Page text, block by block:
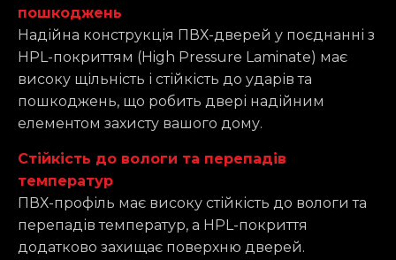
пошкоджень
Надійна конструкція ПВХ-дверей у поєднанні з
HPL-покриттям (High Pressure Laminate) має
високу щільність і стійкість до ударів та
пошкоджень, що робить двері надійним
елементом захисту вашого дому.
Стійкість до вологи та перепадів
температур
ПВХ-профіль має високу стійкість до вологи та
перепадів температур, а HPL-покриття
додатково захищає поверхню дверей.